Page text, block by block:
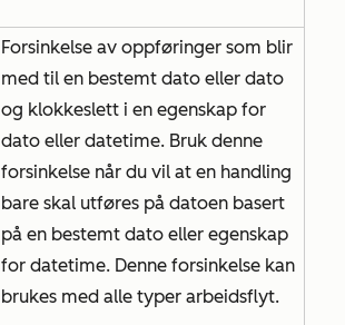
Forsinkelse av oppføringer som blir
med til en bestemt dato eller dato
og klokkeslett i en egenskap for
dato eller datetime. Bruk denne
forsinkelse når du vil at en handling
bare skal utføres på datoen basert
på en bestemt dato eller egenskap
for datetime. Denne forsinkelse kan
brukes med alle typer arbeidsflyt.